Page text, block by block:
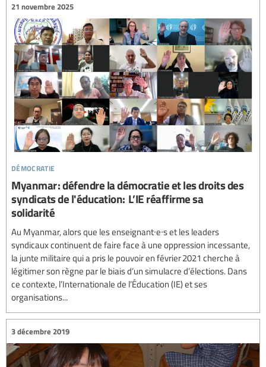
démocratie
21 novembre 2025
Myanmar : défendre la démocratie et les droits des
syndicats de l'éducation: L’IE réaffirme sa
solidarité
Au Myanmar, alors que les enseignant∙e∙s et les leaders
syndicaux continuent de faire face à une oppression incessante,
la junte militaire qui a pris le pouvoir en février 2021 cherche à
légitimer son règne par le biais d’un simulacre d’élections. Dans
ce contexte, l’Internationale de l’Éducation (IE) et ses
organisations...
3 décembre 2019